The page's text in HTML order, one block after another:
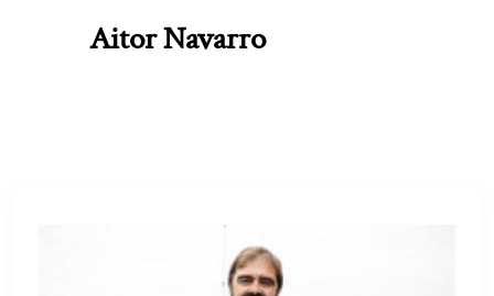
Aitor Navarro